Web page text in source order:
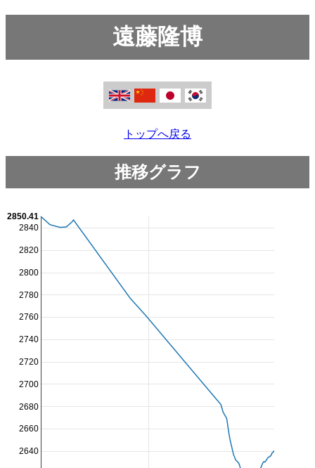
遠藤隆博
トップへ戻る
推移グラフ
2640
2660
2680
2700
2720
2740
2760
2780
2800
2820
2840
2850.41